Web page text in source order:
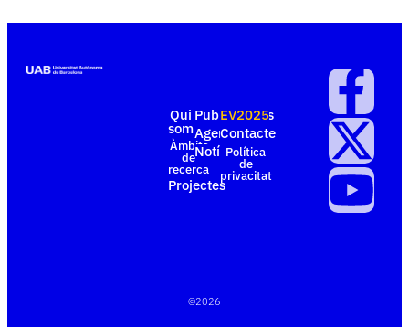
Qui
som
Àmbits
de
recerca
Projectes
Publicacions
Agenda
Notícies
EV2025
Contacte
Política
de
privacitat
©2026